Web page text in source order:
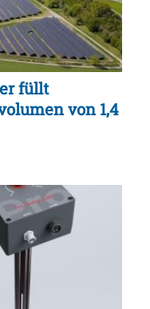
füllt
von 1,4